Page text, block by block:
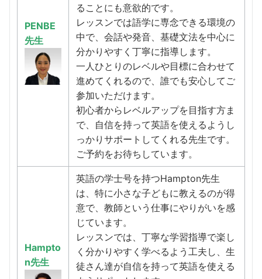
PENBE
先生
ることにも意欲的です。
レッスンでは語学に専念できる環境の
中で、会話や発音、基礎文法を中心に
分かりやすく丁寧に指導します。
一人ひとりのレベルや目標に合わせて
進めてくれるので、誰でも安心してご
参加いただけます。
初心者からレベルアップを目指す方ま
で、自信を持って英語を使えるようし
っかりサポートしてくれる先生です。
ご予約をお待ちしています。
Hampto
n先生
英語の学士号を持つHampton先生
は、特に小さな子どもに教えるのが得
意で、教師という仕事にやりがいを感
じています。
レッスンでは、丁寧な学習指導で楽し
く分かりやすく学べるよう工夫し、生
徒さん達が自信を持って英語を使える